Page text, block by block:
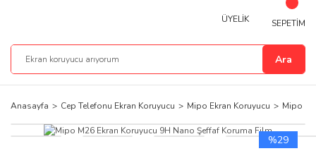
Ara
ÜYELİK SEPETİM
Anasayfa Cep Telefonu Ekran Koruyucu Mipo Ekran Koruyucu Mipo
%29